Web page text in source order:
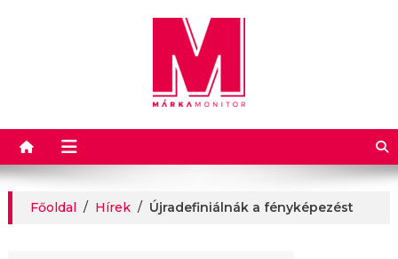
Márkamonitor
Főoldal / Hírek / Újradefiniálnák a fényképezést